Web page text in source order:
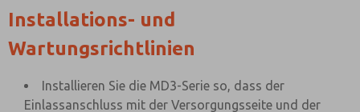
Installations- und
Wartungsrichtlinien
Installieren Sie die MD3-Serie so, dass der
Einlassanschluss mit der Versorgungsseite und der